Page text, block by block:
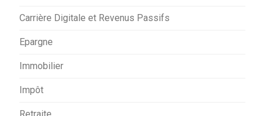
Carrière Digitale et Revenus Passifs
Epargne
Immobilier
Impôt